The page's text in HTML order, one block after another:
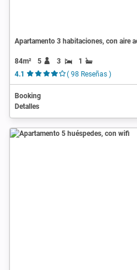
Apartamento 3 habitaciones, con aire
84m² 5 3
1
4.1
( 98 Reseñas )
Booking
Detalles